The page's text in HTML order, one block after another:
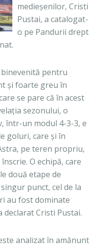
medieșenilor, Cristi
Pustai, a catalogat-
o pe Pandurii drept
binevenită pentru
și foarte greu în
se pare că în acest
sezonului, o
într-un modul 4-3-3, e
goluri, care și în
pe teren propriu,
O echipă, care
două etape de
punct, cel de la
au fost dominate
declarat Cristi Pustai.
analizat în amănunt